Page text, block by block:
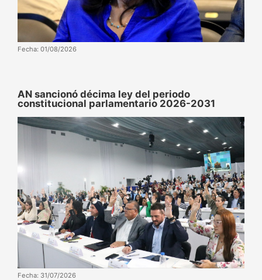
Fecha: 01/08/2026
AN sancionó décima ley del periodo
constitucional parlamentario 2026-2031
Fecha: 31/07/2026